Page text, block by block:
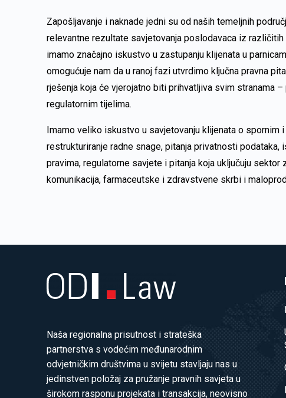
Zapošljavanje i naknade jedni su od naših temeljnih
relevantne rezultate savjetovanja poslodavaca iz
imamo značajno iskustvo u zastupanju klijenata u
omogućuje nam da u ranoj fazi utvrdimo ključna pravna
rješenja koja će vjerojatno biti prihvatljiva svim stranama
regulatornim tijelima.
Imamo veliko iskustvo u savjetovanju klijenata o spornim
restrukturiranje radne snage, pitanja privatnosti
pravima, regulatorne savjete i pitanja koja uključuju
komunikacija, farmaceutske i zdravstvene skrbi i
Naša regionalna prisutnost i strateška
partnerstva s vodećim međunarodnim
odvjetničkim društvima u svijetu stavljaju nas u
jedinstven položaj za pružanje pravnih savjeta u
širokom rasponu projekata i transakcija, neovisno